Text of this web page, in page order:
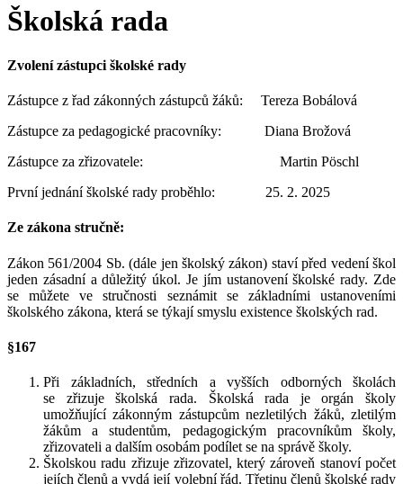
Školská rada
Zvolení zástupci školské rady
Zástupce z řad zákonných zástupců žáků: Tereza Bobálová
Zástupce za pedagogické pracovníky: Diana Brožová
Zástupce za zřizovatele: Martin Pöschl
První jednání školské rady proběhlo: 25. 2. 2025
Ze zákona stručně:
Zákon 561/2004 Sb. (dále jen školský zákon) staví před vedení škol
jeden zásadní a důležitý úkol. Je jím ustanovení školské rady. Zde
se můžete ve stručnosti seznámit se základními ustanoveními
školského zákona, která se týkají smyslu existence školských rad.
§167
Při základních, středních a vyšších odborných školách
se zřizuje školská rada. Školská rada je orgán školy
umožňující zákonným zástupcům nezletilých žáků, zletilým
žákům a studentům, pedagogickým pracovníkům školy,
zřizovateli a dalším osobám podílet se na správě školy.
Školskou radu zřizuje zřizovatel, který zároveň stanoví počet
jejích členů a vydá její volební řád. Třetinu členů školské rady